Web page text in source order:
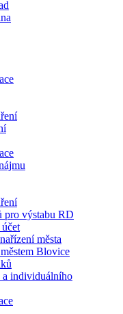
pro výstabu RD
města
Blovice
a individuálního